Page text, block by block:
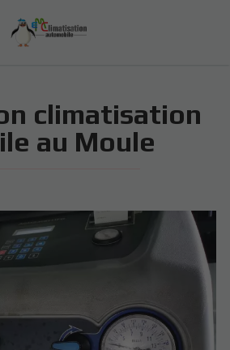
climatisation
au Moule